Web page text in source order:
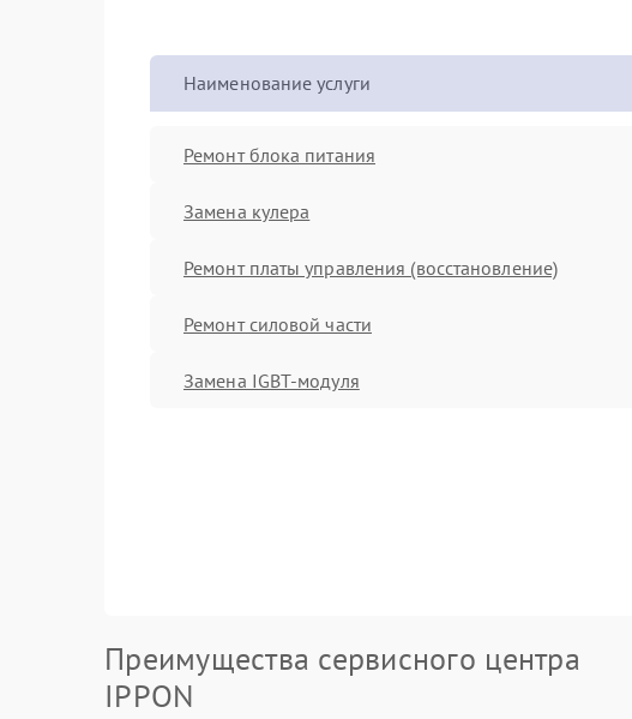
Наименование услуги
Ремонт блока питания
Замена кулера
Ремонт платы управления (восстановление)
Ремонт силовой части
Замена IGBT-модуля
Преимущества сервисного центра
IPPON